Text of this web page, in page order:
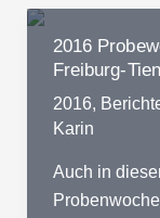
Tiengen
2016
Freiburg-
2016,
Karin
Auch in